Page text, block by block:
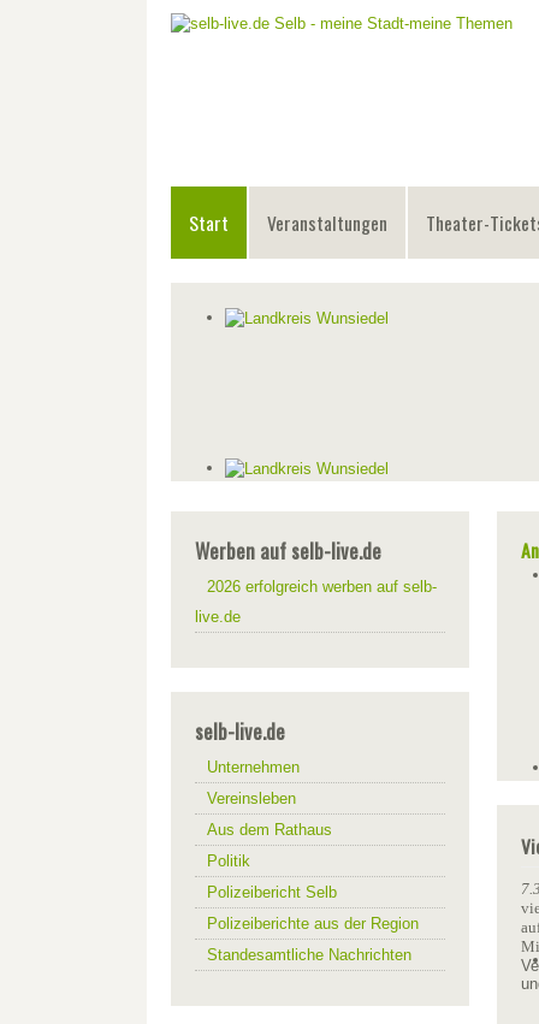
Start Veranstaltungen Theater-
Werben auf selb-live.de
2026 erfolgreich werben auf selb-
live.de
selb-live.de
Unternehmen
Vereinsleben
Aus dem Rathaus
Politik
Polizeibericht Selb
Polizeiberichte aus der Region
Standesamtliche Nachrichten